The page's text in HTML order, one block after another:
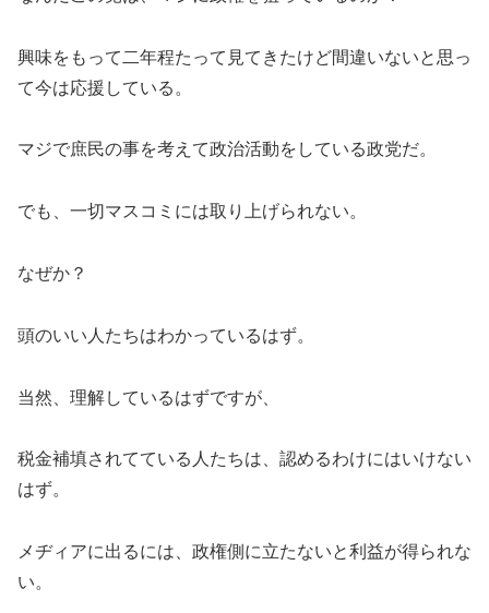
興味をもって二年程たって見てきたけど間違いないと思っ
て今は応援している。
マジで庶民の事を考えて政治活動をしている政党だ。
でも、一切マスコミには取り上げられない。
なぜか？
頭のいい人たちはわかっているはず。
当然、理解しているはずですが、
税金補填されてている人たちは、認めるわけにはいけない
はず。
メヂィアに出るには、政権側に立たないと利益が得られな
い。